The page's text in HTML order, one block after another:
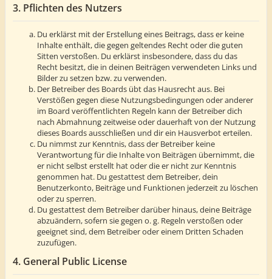
3. Pflichten des Nutzers
Du erklärst mit der Erstellung eines Beitrags, dass er keine
Inhalte enthält, die gegen geltendes Recht oder die guten
Sitten verstoßen. Du erklärst insbesondere, dass du das
Recht besitzt, die in deinen Beiträgen verwendeten Links und
Bilder zu setzen bzw. zu verwenden.
Der Betreiber des Boards übt das Hausrecht aus. Bei
Verstößen gegen diese Nutzungsbedingungen oder anderer
im Board veröffentlichten Regeln kann der Betreiber dich
nach Abmahnung zeitweise oder dauerhaft von der Nutzung
dieses Boards ausschließen und dir ein Hausverbot erteilen.
Du nimmst zur Kenntnis, dass der Betreiber keine
Verantwortung für die Inhalte von Beiträgen übernimmt, die
er nicht selbst erstellt hat oder die er nicht zur Kenntnis
genommen hat. Du gestattest dem Betreiber, dein
Benutzerkonto, Beiträge und Funktionen jederzeit zu löschen
oder zu sperren.
Du gestattest dem Betreiber darüber hinaus, deine Beiträge
abzuändern, sofern sie gegen o. g. Regeln verstoßen oder
geeignet sind, dem Betreiber oder einem Dritten Schaden
zuzufügen.
4. General Public License